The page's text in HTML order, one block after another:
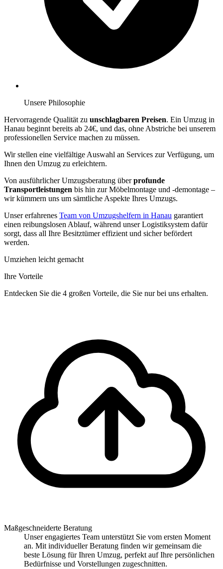
Unsere Philosophie
Hervorragende Qualität zu unschlagbaren Preisen. Ein Umzug in
Hanau beginnt bereits ab 24€, und das, ohne Abstriche bei unserem
professionellen Service machen zu müssen.
Wir stellen eine vielfältige Auswahl an Services zur Verfügung, um
Ihnen den Umzug zu erleichtern.
Von ausführlicher Umzugsberatung überprofunde
Transportleistungen bis hin zur Möbelmontage und -demontage –
wir kümmern uns um sämtliche Aspekte Ihres Umzugs.
Unser erfahrenes Team von Umzugshelfern in Hanau garantiert
einen reibungslosen Ablauf, während unser Logistiksystem dafür
sorgt, dass all Ihre Besitztümer effizient und sicher befördert
werden.
Umziehen leicht gemacht
Ihre Vorteile
Entdecken Sie die 4 großen Vorteile, die Sie nur bei uns erhalten.
Maßgeschneiderte Beratung
Unser engagiertes Team unterstützt Sie vom ersten Moment
an. Mit individueller Beratung finden wir gemeinsam die
beste Lösung für Ihren Umzug, perfekt auf Ihre persönlichen
Bedürfnisse und Vorstellungen zugeschnitten.